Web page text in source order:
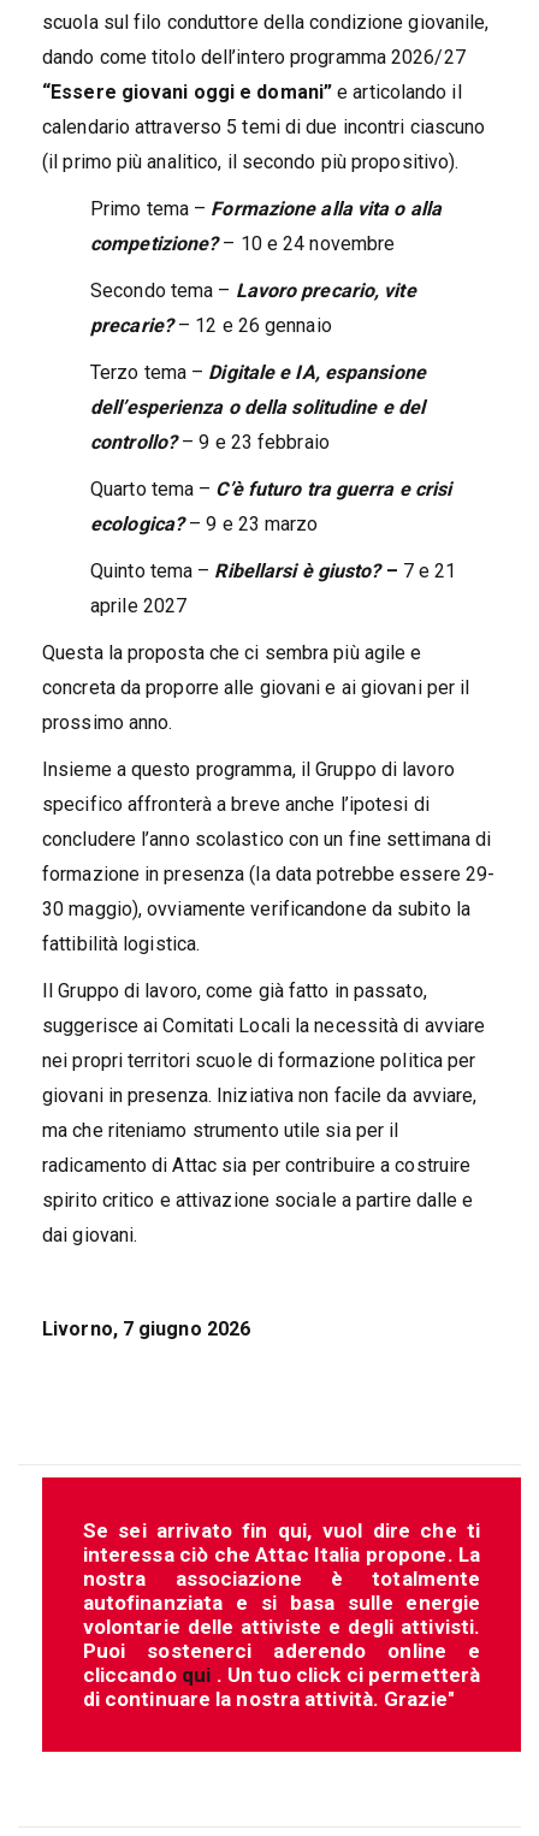
scuola sul filo conduttore della condizione giovanile,
dando come titolo dell’intero programma 2026/27
“Essere giovani oggi e domani” e articolando il
calendario attraverso 5 temi di due incontri ciascuno
(il primo più analitico, il secondo più propositivo).
Primo tema – Formazione alla vita o alla
competizione?– 10 e 24 novembre
Secondo tema – Lavoro precario, vite
precarie?– 12 e 26 gennaio
Terzo tema – Digitale e IA, espansione
dell’esperienza o della solitudine e del
controllo?– 9 e 23 febbraio
Quarto tema – C’è futuro tra guerra e crisi
ecologica?– 9 e 23 marzo
Quinto tema – Ribellarsi è giusto?– 7 e 21
aprile 2027
Questa la proposta che ci sembra più agile e
concreta da proporre alle giovani e ai giovani per il
prossimo anno.
Insieme a questo programma, il Gruppo di lavoro
specifico affronterà a breve anche l’ipotesi di
concludere l’anno scolastico con un fine settimana di
formazione in presenza (la data potrebbe essere 29-
30 maggio), ovviamente verificandone da subito la
fattibilità logistica.
Il Gruppo di lavoro, come già fatto in passato,
suggerisce ai Comitati Locali la necessità di avviare
nei propri territori scuole di formazione politica per
giovani in presenza. Iniziativa non facile da avviare,
ma che riteniamo strumento utile sia per il
radicamento di Attac sia per contribuire a costruire
spirito critico e attivazione sociale a partire dalle e
dai giovani.
Livorno, 7 giugno 2026
Se sei arrivato fin qui, vuol dire che ti
interessa ciò che Attac Italia propone. La
nostra associazione è totalmente
autofinanziata e si basa sulle energie
volontarie delle attiviste e degli attivisti.
Puoi sostenerci aderendo online e
cliccando qui . Un tuo click ci permetterà
di continuare la nostra attività. Grazie"